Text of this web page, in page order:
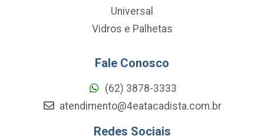
Universal
Vidros e Palhetas
Fale Conosco
(62) 3878-3333
atendimento@4eatacadista.com.br
Redes Sociais